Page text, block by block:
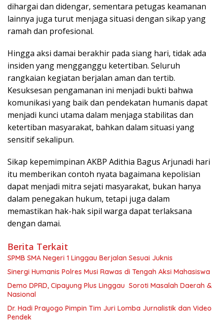
dihargai dan didengar, sementara petugas keamanan
lainnya juga turut menjaga situasi dengan sikap yang
ramah dan profesional.
Hingga aksi damai berakhir pada siang hari, tidak ada
insiden yang mengganggu ketertiban. Seluruh
rangkaian kegiatan berjalan aman dan tertib.
Kesuksesan pengamanan ini menjadi bukti bahwa
komunikasi yang baik dan pendekatan humanis dapat
menjadi kunci utama dalam menjaga stabilitas dan
ketertiban masyarakat, bahkan dalam situasi yang
sensitif sekalipun.
Sikap kepemimpinan AKBP Adithia Bagus Arjunadi hari
itu memberikan contoh nyata bagaimana kepolisian
dapat menjadi mitra sejati masyarakat, bukan hanya
dalam penegakan hukum, tetapi juga dalam
memastikan hak-hak sipil warga dapat terlaksana
dengan damai.
Berita Terkait
SPMB SMA Negeri 1 Linggau Berjalan Sesuai Juknis
Sinergi Humanis Polres Musi Rawas di Tengah Aksi Mahasiswa
Demo DPRD, Cipayung Plus Linggau Soroti Masalah Daerah &
Nasional
Dr. Hadi Prayogo Pimpin Tim Juri Lomba Jurnalistik dan Video
Pendek